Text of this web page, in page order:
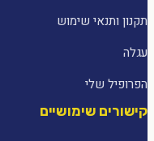
תקנון ותנאי שימוש
עגלה
הפרופיל שלי
קישורים שימושיים